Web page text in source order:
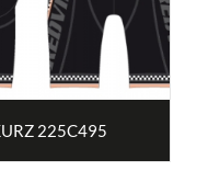
225C495